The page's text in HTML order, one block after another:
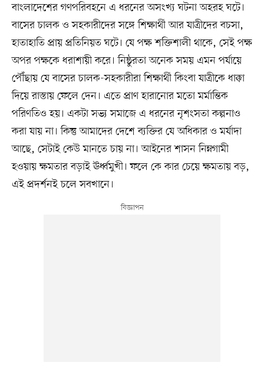
বাংলাদেশের গণপরিবহনে এ ধরনের অসংখ্য ঘটনা অহরহ ঘটে।
বাসের চালক ও সহকারীদের সঙ্গে শিক্ষার্থী আর যাত্রীদের বচসা,
হাতাহাতি প্রায় প্রতিনিয়ত ঘটে। যে পক্ষ শক্তিশালী থাকে, সেই পক্ষ
অপর পক্ষকে ধরাশায়ী করে। নিষ্ঠুরতা অনেক সময় এমন পর্যায়ে
পৌঁছায় যে বাসের চালক-সহকারীরা শিক্ষার্থী কিংবা যাত্রীকে ধাক্কা
দিয়ে রাস্তায় ফেলে দেন। এতে প্রাণ হারানোর মতো মর্মান্তিক
পরিণতিও হয়। একটা সভ্য সমাজে এ ধরনের নৃশংসতা কল্পনাও
করা যায় না। কিন্তু আমাদের দেশে ব্যক্তির যে অধিকার ও মর্যাদা
আছে, সেটাই কেউ মানতে চায় না। আইনের শাসন নিম্নগামী
হওয়ায় ক্ষমতার বড়াই ঊর্ধ্বমুখী। ফলে কে কার চেয়ে ক্ষমতায় বড়,
এই প্রদর্শনই চলে সবখানে।